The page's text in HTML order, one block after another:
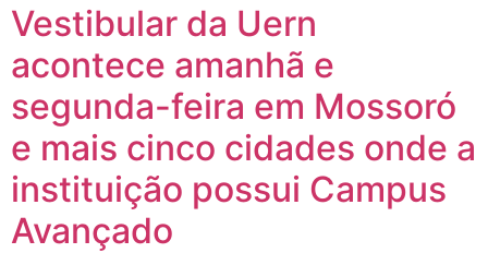
Vestibular da Uern
acontece amanhã e
segunda-feira em Mossoró
e mais cinco cidades onde a
instituição possui Campus
Avançado